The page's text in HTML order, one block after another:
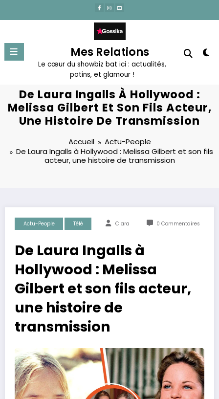
contenu
Mes Relations
Le cœur du showbiz bat ici : actualités,
potins, et glamour !
De Laura Ingalls À Hollywood :
Melissa Gilbert Et Son Fils Acteur,
Une Histoire De Transmission
Accueil
Actu-People
De Laura Ingalls à Hollywood : Melissa Gilbert et son fils
acteur, une histoire de transmission
Actu-People Télé Clara 0 Commentaires
De Laura Ingalls à
Hollywood : Melissa
Gilbert et son fils acteur,
une histoire de
transmission